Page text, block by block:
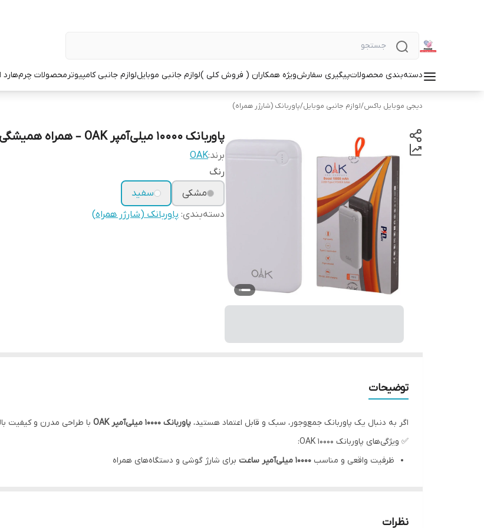
دسته‌بندی محصولاتپیگیری سفارشویژه همکاران ( فروش کلی )لوازم جانبی موبایللوازم جانبی کامپیوترمحصولات چرمهارد
دیجی موبایل باکس/لوازم جانبی موبایل/پاوربانک (شارژر همراه)
پاوربانک 10000 میلی‌آمپر OAK – همراه همیشگی شما با کیفیت
برند:OAK
رنگ
مشکی
سفید
دسته‌بندی: پاوربانک (شارژر همراه)
توضیحات
اگر به دنبال یک پاوربانک جمع‌وجور، سبک و قابل اعتماد هستید، پاوربانک 10000 میلی‌آمپر OAK
با طراحی مدرن و کیفیت
✅ ویژگی‌های پاوربانک OAK 10000:
ظرفیت واقعی و مناسب 10000 میلی‌آمپر ساعت
برای شارژ گوشی و دستگاه‌های همراه
مجهز به محافظت‌های ایمنی در برابر شارژ بیش از حد، اتصال کوتاه و نوسانات برقنظرات